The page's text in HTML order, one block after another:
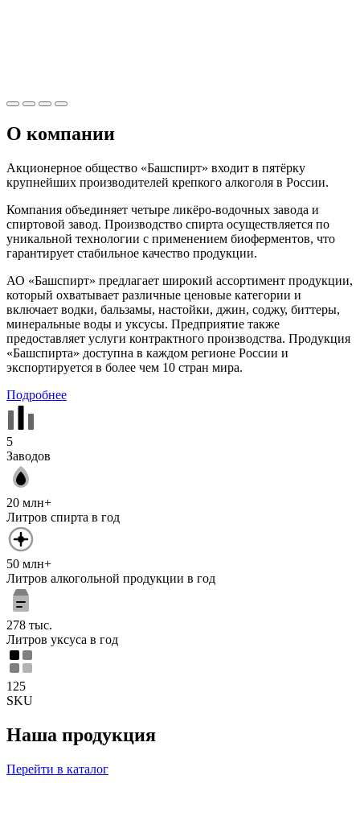
О компании
Акционерное общество «Башспирт» входит в пятёрку
крупнейших производителей крепкого алкоголя в России.
Компания объединяет четыре ликёро-водочных завода и
спиртовой завод. Производство спирта осуществляется по
уникальной технологии с применением биоферментов, что
гарантирует стабильное качество продукции.
АО «Башспирт» предлагает широкий ассортимент продукции,
который охватывает различные ценовые категории и
включает водки, бальзамы, настойки, джин, соджу, биттеры,
минеральные воды и уксусы. Предприятие также
предоставляет услуги контрактного производства. Продукция
«Башспирта» доступна в каждом регионе России и
экспортируется в более чем 10 стран мира.
Подробнее
5
Заводов
20 млн+
Литров спирта в год
50 млн+
Литров алкогольной продукции в год
278 тыс.
Литров уксуса в год
125
SKU
Наша продукция
Перейти в каталог